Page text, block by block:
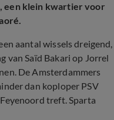
een klein kwartier voor
aantal wissels dreigend,
van Saïd Bakari op Jorrel
De Amsterdammers
dan koploper PSV
treft. Sparta